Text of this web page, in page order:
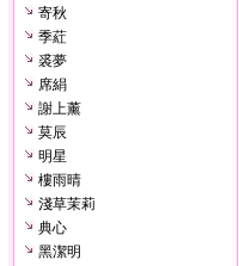
寄秋
季葒
裘夢
席絹
謝上薰
莫辰
明星
樓雨晴
淺草茉莉
典心
黑潔明